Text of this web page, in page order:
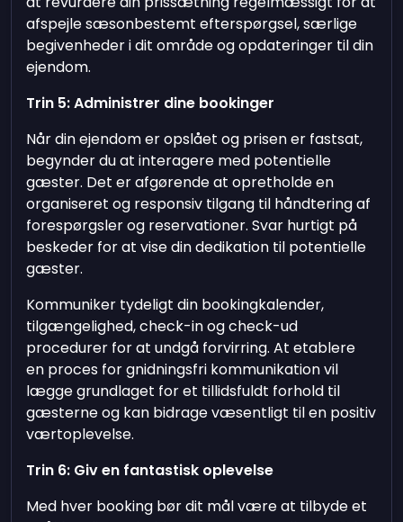
afspejle sæsonbestemt efterspørgsel, særlige
begivenheder i dit område og opdateringer til din
ejendom.
Trin 5: Administrer dine bookinger
Når din ejendom er opslået og prisen er fastsat,
begynder du at interagere med potentielle
gæster. Det er afgørende at opretholde en
organiseret og responsiv tilgang til håndtering af
forespørgsler og reservationer. Svar hurtigt på
beskeder for at vise din dedikation til potentielle
gæster.
Kommuniker tydeligt din bookingkalender,
tilgængelighed, check-in og check-ud
procedurer for at undgå forvirring. At etablere
en proces for gnidningsfri kommunikation vil
lægge grundlaget for et tillidsfuldt forhold til
gæsterne og kan bidrage væsentligt til en positiv
værtoplevelse.
Trin 6: Giv en fantastisk oplevelse
Med hver booking bør dit mål være at tilbyde et